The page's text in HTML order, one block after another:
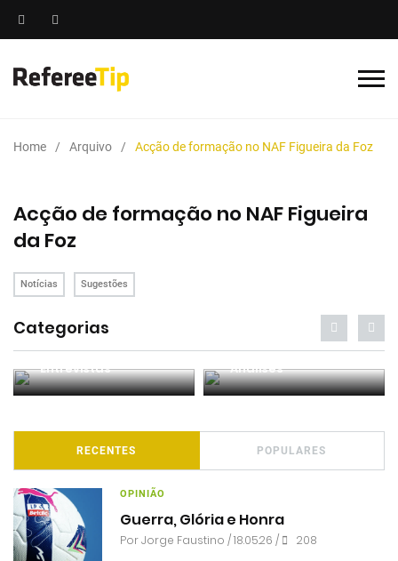
Home Arquivo Acção de formação no NAF Figueira da Foz
Acção de formação no NAF Figueira
da Foz
Notícias Sugestões
Categorias
Entrevistas Análises
RECENTES POPULARES
OPINIÃO
Guerra, Glória e Honra
PorJorge Faustino / 18.05.26 / 208